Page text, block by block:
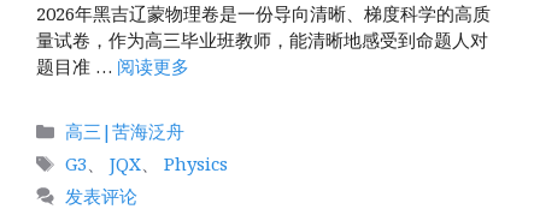
2026年黑吉辽蒙物理卷是一份导向清晰、梯度科学的高质
量试卷，作为高三毕业班教师，能清晰地感受到命题人对
题目准 … 阅读更多
分
类
高三|苦海泛舟
标
签
G3、 JQX、 Physics
发表评论